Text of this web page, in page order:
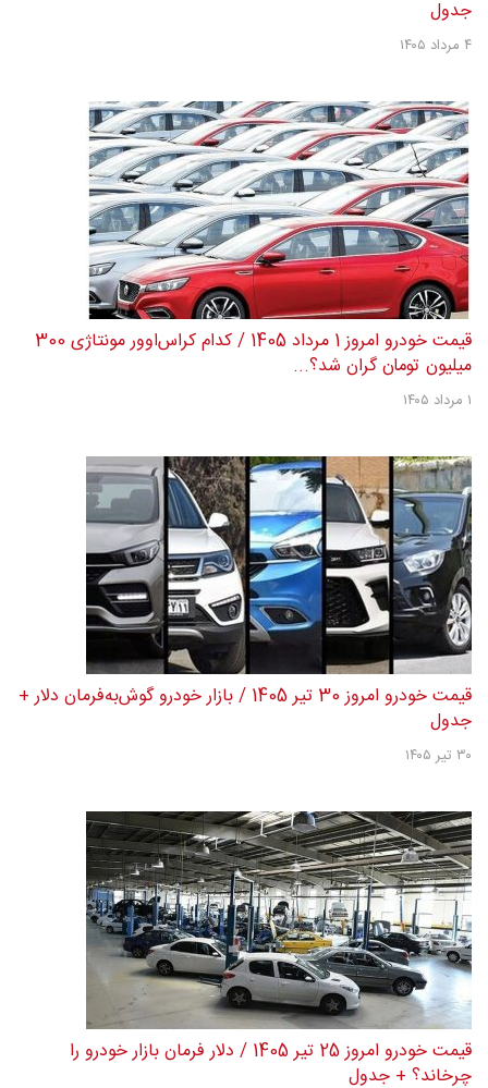
جدول
۴ مرداد ۱۴۰۵
قیمت خودرو امروز 1 مرداد 1405 / کدام کراس‌اوور مونتاژی 300
میلیون تومان گران شد؟...
۱ مرداد ۱۴۰۵
قیمت خودرو امروز 30 تیر 1405 / بازار خودرو گوش‌به‌فرمان دلار +
جدول
۳۰ تیر ۱۴۰۵
قیمت خودرو امروز 25 تیر 1405 / دلار فرمان بازار خودرو را
چرخاند؟ + جدول